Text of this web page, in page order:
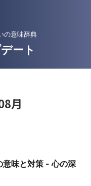
の意味辞典
ート
月
意味と対策 - 心の深